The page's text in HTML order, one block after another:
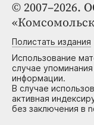
© 2007–2026.
Полистать издания
Использование
случае
информации.
В случае
активная
без заключения в